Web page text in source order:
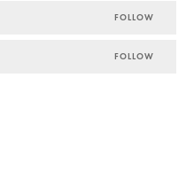
FOLLOW
FOLLOW